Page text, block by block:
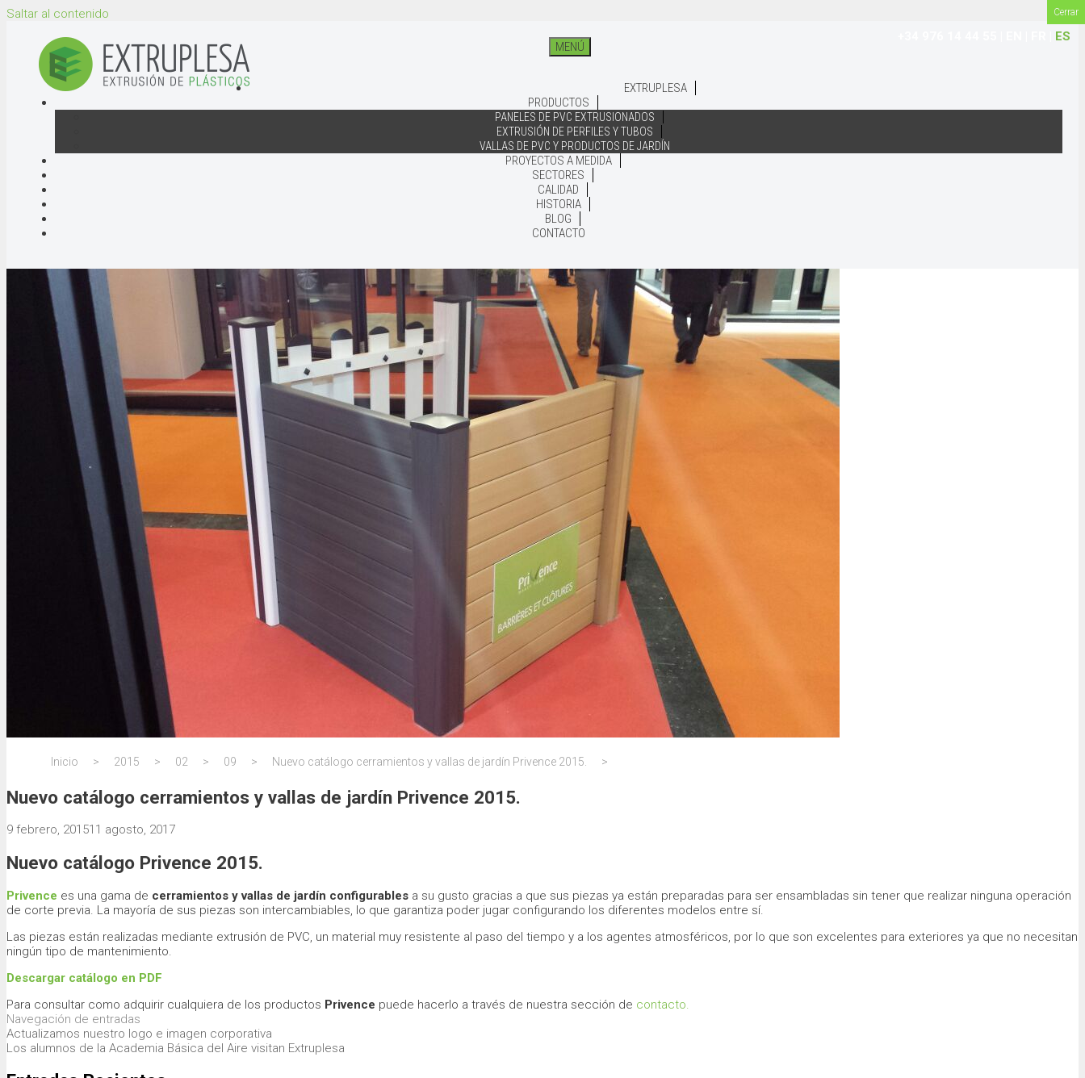
Saltar al contenido
ES
MENÚ
EXTRUPLESA
PRODUCTOS
PANELES DE PVC EXTRUSIONADOS
EXTRUSIÓN DE PERFILES Y TUBOS
VALLAS DE PVC Y PRODUCTOS DE JARDÍN
PROYECTOS A MEDIDA
SECTORES
CALIDAD
HISTORIA
BLOG
CONTACTO
Inicio > 2015 > 02 > 09 > Nuevo catálogo cerramientos y vallas de jardín Privence 2015. >
Nuevo catálogo cerramientos y vallas de jardín Privence 2015.
9 febrero, 201511 agosto, 2017
Nuevo catálogo Privence 2015.
Privence es una gama de cerramientos y vallas de jardín configurables a su gusto gracias a que sus piezas ya están preparadas para ser ensambladas sin tener que realizar ninguna operación
de corte previa. La mayoría de sus piezas son intercambiables, lo que garantiza poder jugar configurando los diferentes modelos entre sí.
Las piezas están realizadas mediante extrusión de PVC, un material muy resistente al paso del tiempo y a los agentes atmosféricos, por lo que son excelentes para exteriores ya que no necesitan
ningún tipo de mantenimiento.
Descargar catálogo en PDF
Para consultar como adquirir cualquiera de los productos Privence puede hacerlo a través de nuestra sección de contacto.
Navegación de entradas
Actualizamos nuestro logo e imagen corporativa
Los alumnos de la Academia Básica del Aire visitan Extruplesa
Cerrar